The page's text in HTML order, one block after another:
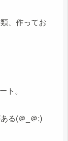
、作ってお
ト。
る(＠_＠;)